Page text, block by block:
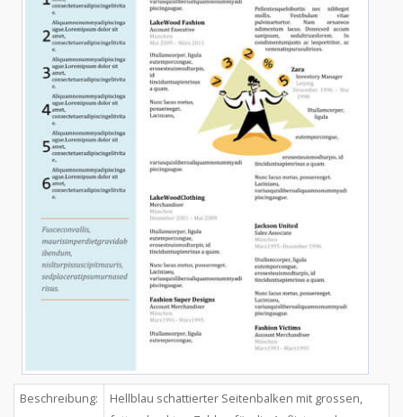
Beschreibung:
Hellblau schattierter Seitenbalken mit grossen,